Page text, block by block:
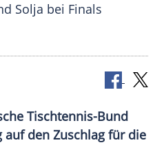
Solja bei Finals
Tischtennis-Bund
auf den Zuschlag für die